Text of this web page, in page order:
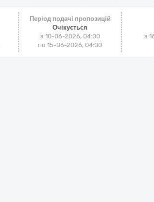
Період подачі пропозицій
Очікується
з 10-06-2026, 04:00
по 15-06-2026, 04:00
з